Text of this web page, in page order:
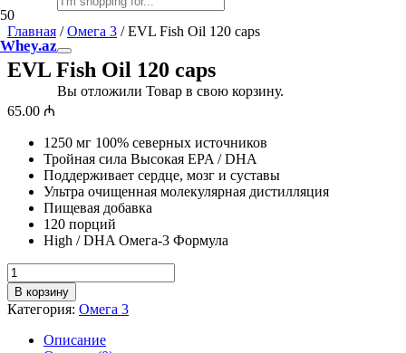
Whey.az
Вы отложили Товар в свою корзину.
Главная /Омега 3 / EVL Fish Oil 120 caps
EVL Fish Oil 120 caps
65.00 ₼
1250 мг 100% северных источников
Тройная сила Высокая EPA / DHA
Поддерживает сердце, мозг и суставы
Ультра очищенная молекулярная дистилляция
Пищевая добавка
120 порций
High / DHA Омега-3 Формула
Количество
товара
EVL
Fish
В корзину
Категория: Омега 3
Описание